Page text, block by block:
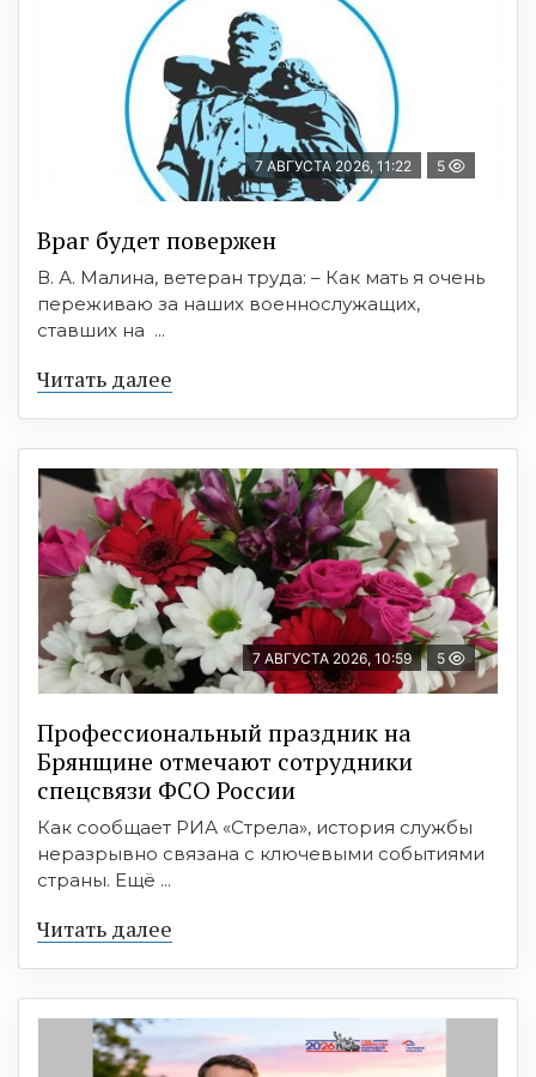
7 АВГУСТА 2026, 11:22 5
Враг будет повержен
В. А. Малина, ветеран труда: – Как мать я очень
переживаю за наших военнослужащих,
ставших на ...
Читать далее
7 АВГУСТА 2026, 10:59 5
Профессиональный праздник на
Брянщине отмечают сотрудники
спецсвязи ФСО России
Как сообщает РИА «Стрела», история службы
неразрывно связана с ключевыми событиями
страны. Ещё ...
Читать далее